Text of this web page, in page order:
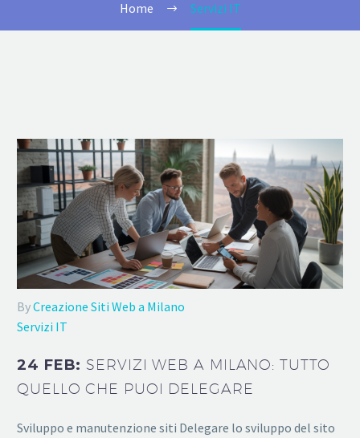
Home Servizi IT
ByCreazione Siti Web a Milano
Servizi IT
24 FEB: SERVIZI WEB A MILANO: TUTTO
QUELLO CHE PUOI DELEGARE
Sviluppo e manutenzione siti Delegare lo sviluppo del sito